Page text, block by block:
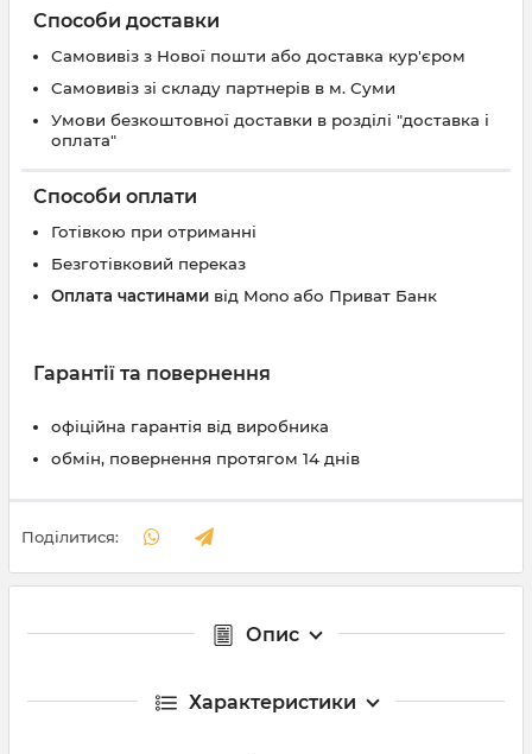
Способи доставки
Самовивіз з Нової пошти або доставка кур'єром
Самовивіз зі складу партнерів в м. Суми
Умови безкоштовної доставки в розділі "доставка і
оплата"
Способи оплати
Готівкою при отриманні
Безготівковий переказ
Оплата частинами від Mono або Приват Банк
Гарантії та повернення
офіційна гарантія від виробника
обмін, повернення протягом 14 днів
Поділитися:
Опис
Характеристики